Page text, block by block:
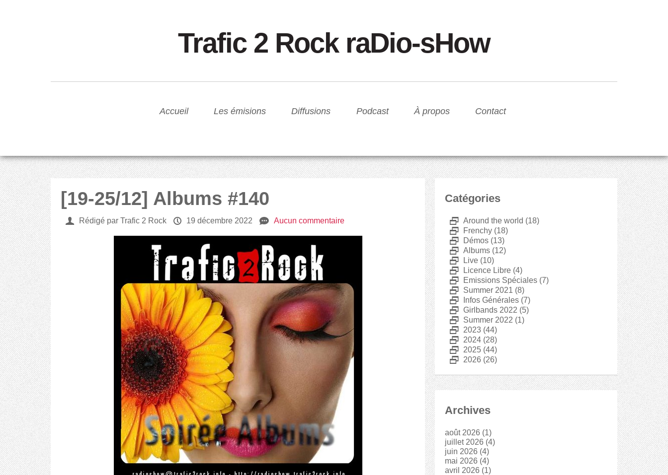
Trafic 2 Rock raDio-sHow
Accueil Les émisions Diffusions Podcast À propos Contact
[19-25/12] Albums #140
U Rédigé par Trafic 2 Rock P 19 décembre 2022 e Aucun commentaire
Catégories
D Around the world (18)
D Frenchy (18)
D Démos (13)
D Albums (12)
D Live (10)
D Licence Libre (4)
D Emissions Spéciales (7)
D Summer 2021 (8)
D Infos Générales (7)
D Girlbands 2022 (5)
D Summer 2022 (1)
D 2023 (44)
D 2024 (28)
D 2025 (44)
D 2026 (26)
Archives
août 2026 (1)
juillet 2026 (4)
juin 2026 (4)
mai 2026 (4)
avril 2026 (1)